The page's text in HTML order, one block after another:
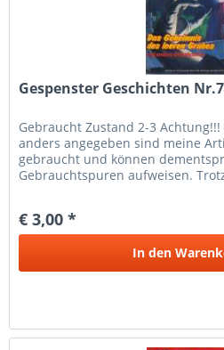
Gespenster Geschichten
Gebraucht Zustand 2-3
anders angegeben sind meine
gebraucht und können
Gebrauchtspuren aufweisen.
€ 3,00 *
In den